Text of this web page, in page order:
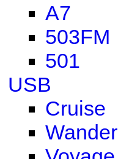
A7
503FM
501
USB
Cruise
Wander